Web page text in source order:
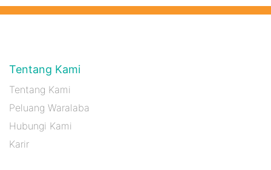
Tentang Kami
Tentang Kami
Peluang Waralaba
Hubungi Kami
Karir